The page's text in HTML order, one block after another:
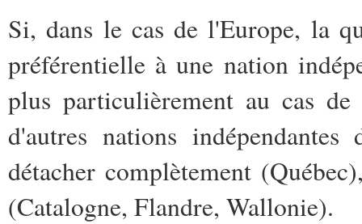
Si, dans le cas de l'Europe, la
préférentielle à une nation
plus particulièrement au cas
d'autres nations
détacher complètement
(Catalogne, Flandre, Wallonie).